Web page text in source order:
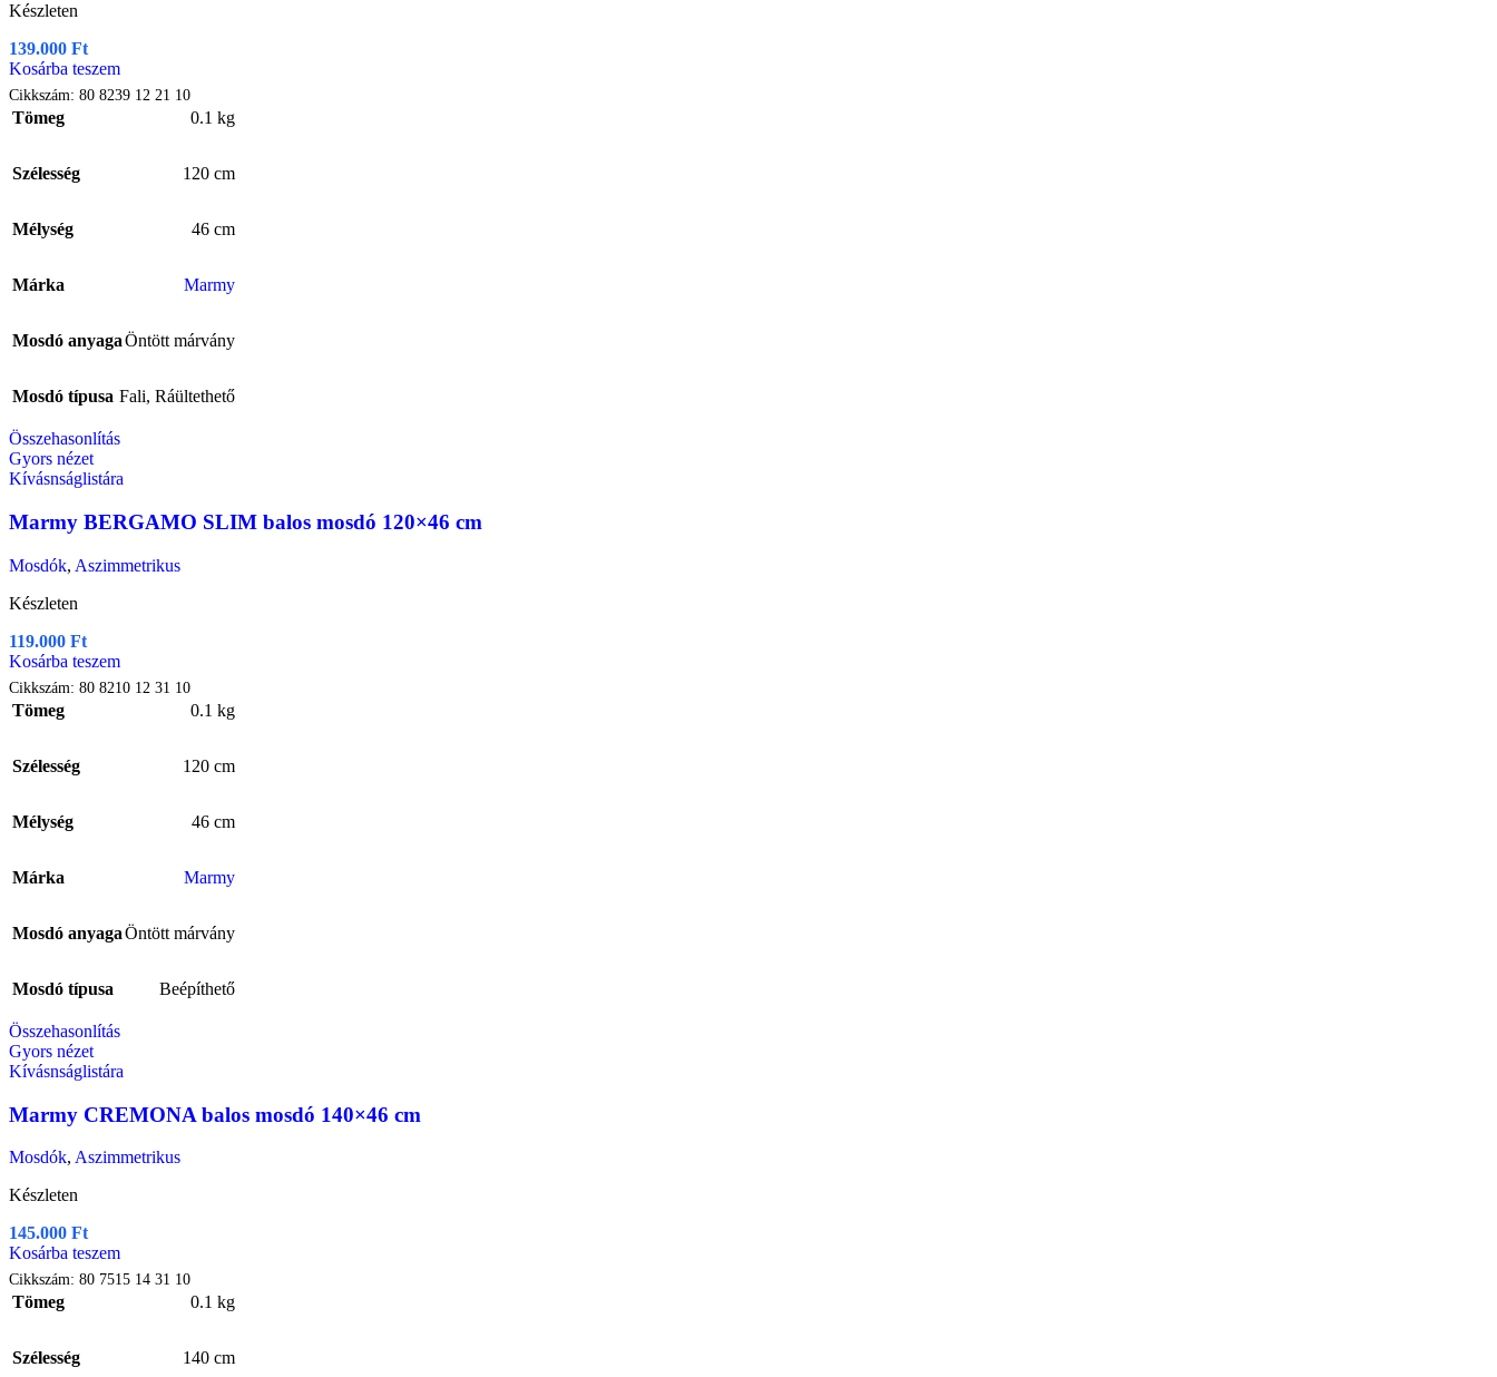
Készleten
139.000 Ft
Kosárba teszem
Cikkszám: 80 8239 12 21 10
Tömeg 0.1 kg
Szélesség 120 cm
Mélység 46 cm
Márka Marmy
Mosdó anyagaÖntött márvány
Mosdó típusa Fali, Ráültethető
Összehasonlítás
Gyors nézet
Kívásnságlistára
Marmy BERGAMO SLIM balos mosdó 120×46 cm
Mosdók, Aszimmetrikus
Készleten
119.000 Ft
Kosárba teszem
Cikkszám: 80 8210 12 31 10
Tömeg 0.1 kg
Szélesség 120 cm
Mélység 46 cm
Márka Marmy
Mosdó anyagaÖntött márvány
Mosdó típusa Beépíthető
Összehasonlítás
Gyors nézet
Kívásnságlistára
Marmy CREMONA balos mosdó 140×46 cm
Mosdók, Aszimmetrikus
Készleten
145.000 Ft
Kosárba teszem
Cikkszám: 80 7515 14 31 10
Tömeg 0.1 kg
Szélesség 140 cm